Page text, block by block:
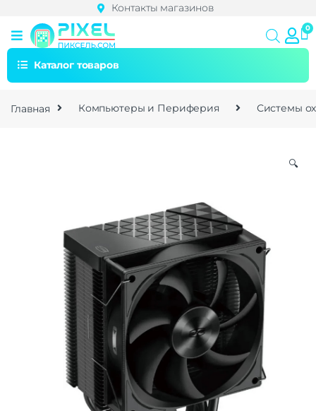
Контакты магазинов
Каталог товаров
Главная Компьютеры и Периферия Системы
🔍